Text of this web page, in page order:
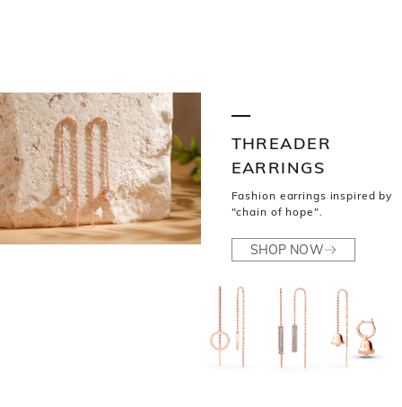
THREADER
EARRINGS
Fashion earrings inspired by
"chain of hope".
SHOP NOW